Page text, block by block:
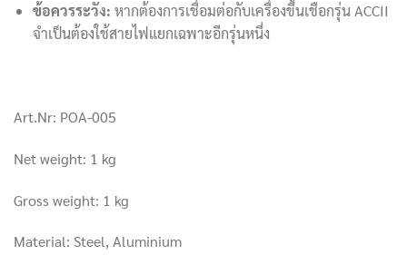
ข้อควรระวัง: หากต้องการเชื่อมต่อกับเครื่องขึ้นเชือกรุ่น ACCII
จำเป็นต้องใช้สายไฟแยกเฉพาะอีกรุ่นหนึ่ง
Art.Nr: POA-005
Net weight: 1 kg
Gross weight: 1 kg
Material: Steel, Aluminium